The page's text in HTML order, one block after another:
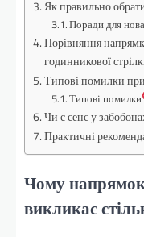
Як правильно
Поради для
Порівняння
годинникової
Типові помилки
Типові помилки
Чи є сенс у
Практичні
Чому
викликає